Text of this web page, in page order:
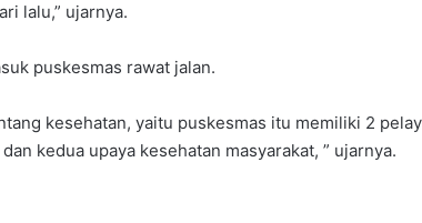
lalu,” ujarnya.
puskesmas rawat jalan.
kesehatan, yaitu puskesmas itu memiliki 2
kedua upaya kesehatan masyarakat, ” ujarnya.